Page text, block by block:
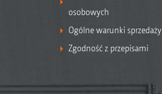
osobowych
Ogólne warunki sprzedaży
Zgodność z przepisami